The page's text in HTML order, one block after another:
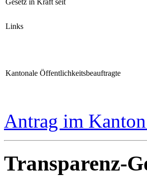
Links
Kantonale Öffentlichkeitsbeauftragte
Antrag im
Transparenz-